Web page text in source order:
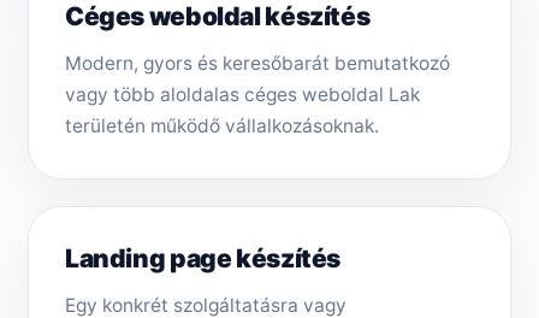
Céges weboldal készítés
Modern, gyors és keresőbarát bemutatkozó
vagy több aloldalas céges weboldal Lak
területén működő vállalkozásoknak.
Landing page készítés
Egy konkrét szolgáltatásra vagy